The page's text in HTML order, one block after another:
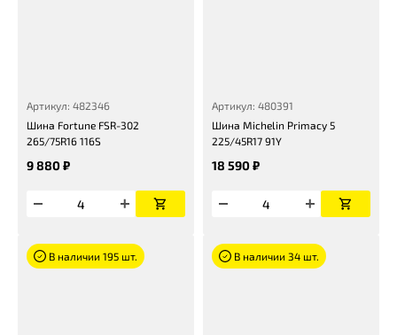
Артикул: 482346
Шина Fortune FSR-302
265/75R16 116S
9 880 ₽
Артикул: 480391
Шина Michelin Primacy 5
225/45R17 91Y
18 590 ₽
В наличии 195 шт. В наличии 34 шт.